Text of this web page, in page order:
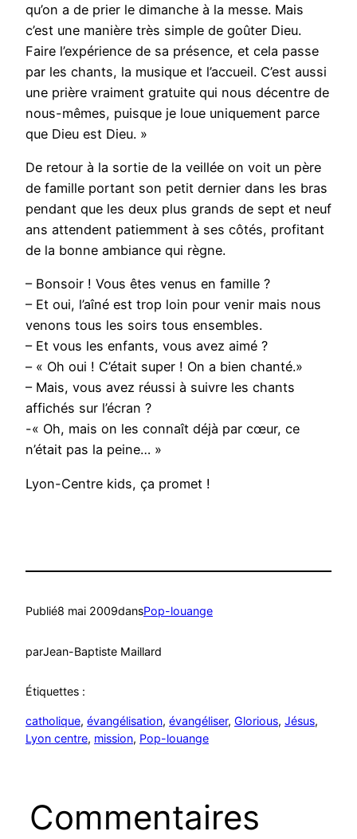
qu’on a de prier le dimanche à la messe. Mais
c’est une manière très simple de goûter Dieu.
Faire l’expérience de sa présence, et cela passe
par les chants, la musique et l’accueil. C’est aussi
une prière vraiment gratuite qui nous décentre de
nous-mêmes, puisque je loue uniquement parce
que Dieu est Dieu. »
De retour à la sortie de la veillée on voit un père
de famille portant son petit dernier dans les bras
pendant que les deux plus grands de sept et neuf
ans attendent patiemment à ses côtés, profitant
de la bonne ambiance qui règne.
– Bonsoir ! Vous êtes venus en famille ?
– Et oui, l’aîné est trop loin pour venir mais nous
venons tous les soirs tous ensembles.
– Et vous les enfants, vous avez aimé ?
– « Oh oui ! C’était super ! On a bien chanté.»
– Mais, vous avez réussi à suivre les chants
affichés sur l’écran ?
-« Oh, mais on les connaît déjà par cœur, ce
n’était pas la peine… »
Lyon-Centre kids, ça promet !
Publié8 mai 2009dansPop-louange
parJean-Baptiste Maillard
Étiquettes :
catholique, évangélisation, évangéliser, Glorious, Jésus
Lyon centre, mission, Pop-louange
Commentaires